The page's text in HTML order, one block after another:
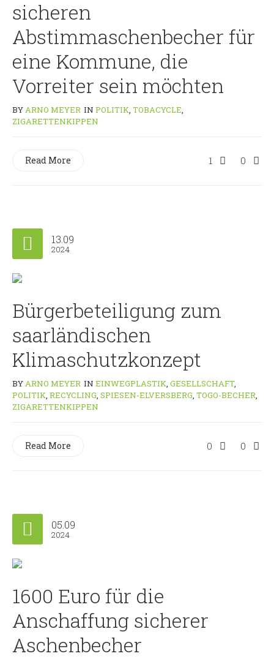
sicheren
Abstimmaschenbecher für
eine Kommune, die
Vorreiter sein möchten
BYARNO MEYER IN POLITIK, TOBACYCLE,
ZIGARETTENKIPPEN
1 0
Read More
13.09
2024
Bürgerbeteiligung zum
saarländischen
Klimaschutzkonzept
BYARNO MEYER IN EINWEGPLASTIK, GESELLSCHAFT,
POLITIK, RECYCLING, SPIESEN-ELVERSBERG, TOGO-BECHER,
ZIGARETTENKIPPEN
0 0
Read More
05.09
2024
1600 Euro für die
Anschaffung sicherer
Aschenbecher